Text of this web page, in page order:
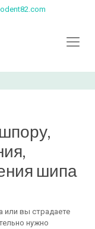
шипа
или вы страдаете
нужно